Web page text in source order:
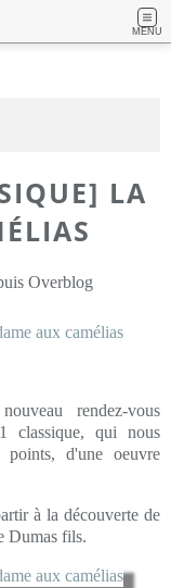
MENU
LA
Overblog
rendez-vous
classique, qui nous
d'une oeuvre
à la découverte de
Dumas fils.